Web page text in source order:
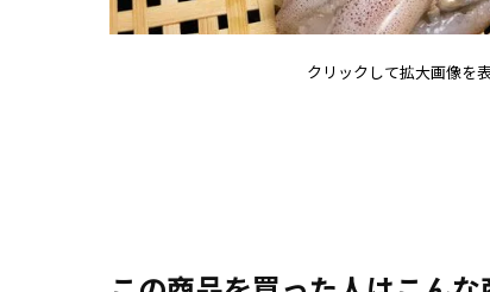
クリックして拡大画像を